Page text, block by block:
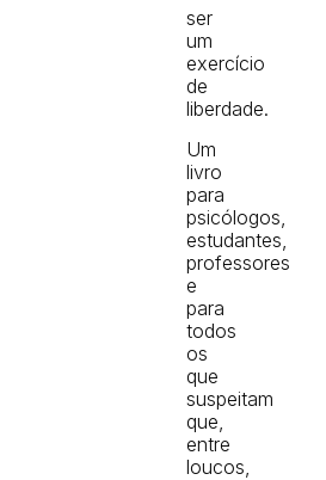
ser
um
exercício
de
liberdade.
Um
livro
para
psicólogos,
estudantes,
professores
e
para
todos
os
que
suspeitam
que,
entre
loucos,